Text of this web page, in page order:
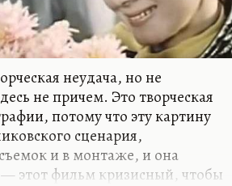
неудача, но не
не причем. Это творческая
потому что эту картину
сценария,
и в монтаже, и она
— этот фильм кризисный, чтобы